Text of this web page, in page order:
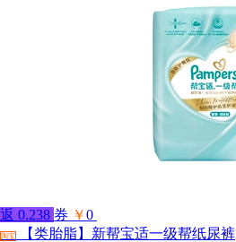
返 0.238 券 ￥0
淘宝
【类胎脂】新帮宝适一级帮纸尿裤